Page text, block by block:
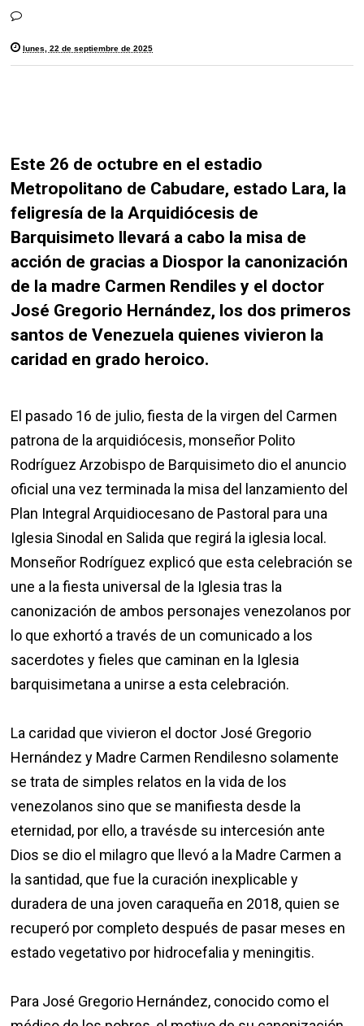
lunes, 22 de septiembre de 2025
Este 26 de octubre en el estadio
Metropolitano de Cabudare, estado Lara, la
feligresía de la Arquidiócesis de
Barquisimeto llevará a cabo la misa de
acción de gracias a Diospor la canonización
de la madre Carmen Rendiles y el doctor
José Gregorio Hernández, los dos primeros
santos de Venezuela quienes vivieron la
caridad en grado heroico.
El pasado 16 de julio, fiesta de la virgen del Carmen
patrona de la arquidiócesis, monseñor Polito
Rodríguez Arzobispo de Barquisimeto dio el anuncio
oficial una vez terminada la misa del lanzamiento del
Plan Integral Arquidiocesano de Pastoral para una
Iglesia Sinodal en Salida que regirá la iglesia local.
Monseñor Rodríguez explicó que esta celebración se
une a la fiesta universal de la Iglesia tras la
canonización de ambos personajes venezolanos por
lo que exhortó a través de un comunicado a los
sacerdotes y fieles que caminan en la Iglesia
barquisimetana a unirse a esta celebración.
La caridad que vivieron el doctor José Gregorio
Hernández y Madre Carmen Rendilesno solamente
se trata de simples relatos en la vida de los
venezolanos sino que se manifiesta desde la
eternidad, por ello, a travésde su intercesión ante
Dios se dio el milagro que llevó a la Madre Carmen a
la santidad, que fue la curación inexplicable y
duradera de una joven caraqueña en 2018, quien se
recuperó por completo después de pasar meses en
estado vegetativo por hidrocefalia y meningitis.
Para José Gregorio Hernández, conocido como el